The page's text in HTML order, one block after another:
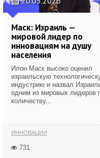
Маск: Израиль —
мировой лидер по
инновациям на душу
населения
Илон Маск высоко оценил
израильскую
индустрию и назвал
одним из мировых лидеров
количеству...
ИННОВАЦИИ
731